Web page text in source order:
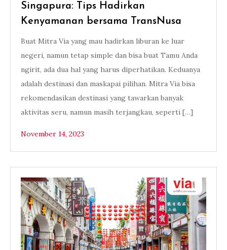
Singapura: Tips Hadirkan
Kenyamanan bersama TransNusa
Buat Mitra Via yang mau hadirkan liburan ke luar
negeri, namun tetap simple dan bisa buat Tamu Anda
ngirit, ada dua hal yang harus diperhatikan. Keduanya
adalah destinasi dan maskapai pilihan. Mitra Via bisa
rekomendasikan destinasi yang tawarkan banyak
aktivitas seru, namun masih terjangkau, seperti […]
November 14, 2023